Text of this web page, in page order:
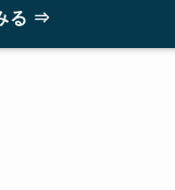
る ⇒